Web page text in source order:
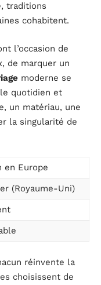
traditions
cohabitent.
l’occasion de
de marquer un
moderne se
quotidien et
un matériau, une
la singularité de
en Europe
(Royaume-Uni)
réinvente la
choisissent de